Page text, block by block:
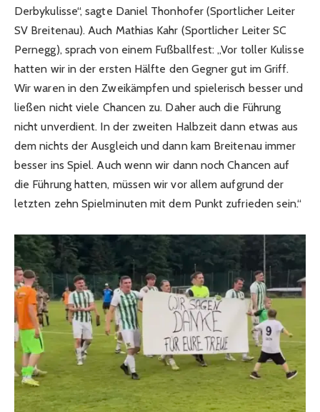
Derbykulisse“, sagte Daniel Thonhofer (Sportlicher Leiter
SV Breitenau). Auch Mathias Kahr (Sportlicher Leiter SC
Pernegg), sprach von einem Fußballfest: „Vor toller Kulisse
hatten wir in der ersten Hälfte den Gegner gut im Griff.
Wir waren in den Zweikämpfen und spielerisch besser und
ließen nicht viele Chancen zu. Daher auch die Führung
nicht unverdient. In der zweiten Halbzeit dann etwas aus
dem nichts der Ausgleich und dann kam Breitenau immer
besser ins Spiel. Auch wenn wir dann noch Chancen auf
die Führung hatten, müssen wir vor allem aufgrund der
letzten zehn Spielminuten mit dem Punkt zufrieden sein.“